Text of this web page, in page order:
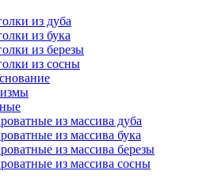
из дуба
из бука
из березы
из сосны
из массива дуба
из массива бука
из массива березы
из массива сосны